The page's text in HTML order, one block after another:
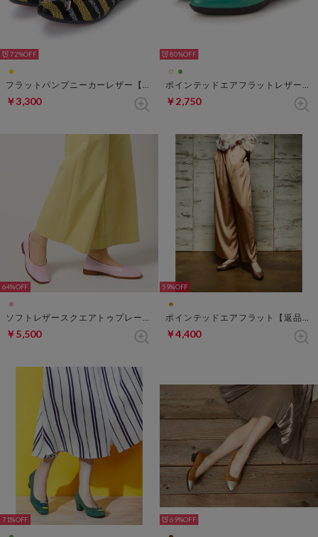
72%
フラットパンプニーカーレザー【返品不可商品】 （イエローパターン）
￥3,300
80%
ポインテッドエアフラットレザーバックル【返品不可商品】 （グリーン）
￥2,750
64%
ソフトレザースクエアトゥプレーンフラット fs （ライトピンク）
￥5,500
59%
ポインテッドエアフラット【返品不可商品】 （ゴールド）
￥4,400
71% 69%